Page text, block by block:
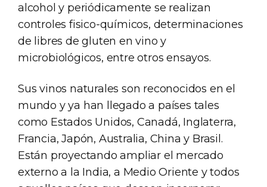
alcohol y periódicamente se realizan
controles fisico-químicos, determinaciones
de libres de gluten en vino y
microbiológicos, entre otros ensayos.
Sus vinos naturales son reconocidos en el
mundo y ya han llegado a países tales
como Estados Unidos, Canadá, Inglaterra,
Francia, Japón, Australia, China y Brasil.
Están proyectando ampliar el mercado
externo a la India, a Medio Oriente y todos